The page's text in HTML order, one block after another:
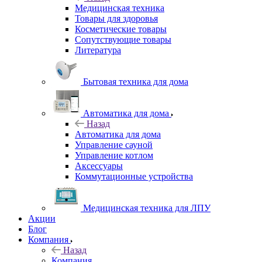
Медицинская техника
Товары для здоровья
Косметические товары
Сопутствующие товары
Литература
Бытовая техника для дома
Автоматика для дома
Назад
Автоматика для дома
Управление сауной
Управление котлом
Аксессуары
Коммутационные устройства
Медицинская техника для ЛПУ
Акции
Блог
Компания
Назад